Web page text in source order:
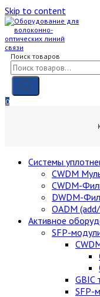
Skip to content
Поиск товаров
0
Cистемы
CWDM
CWDM-
DWDM-
OADM
Активное
SFP-
GBIC
SFP-